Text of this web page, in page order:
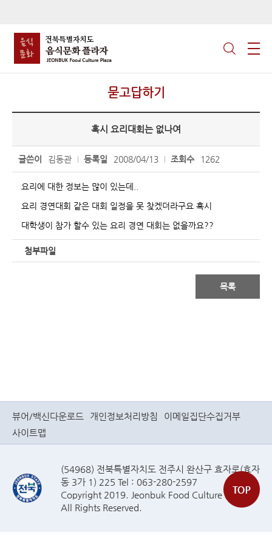
묻고답하기
혹시 요리대회는 없나여
글쓴이 김동관 등록일 2008/04/13 조회수 1262
요리에 대한 정보는 많이 있는데..
요리 경연대회 같은 대회 일정을 못 찾겠더라구요 혹시
대학생이 참가 할수 있는 요리 경연 대회는 없을까요??
첨부파일
목록
뷰어/백신다운로드 개인정보처리방침
이메일집단수집거부
사이트맵
(54968) 전북특별자치도 전주시 완산구 효자로(효자
동 3가 1) 225 Tel : 063-280-2597
Copyright 2019. Jeonbuk Food Culture Plaza
All Rights Reserved.